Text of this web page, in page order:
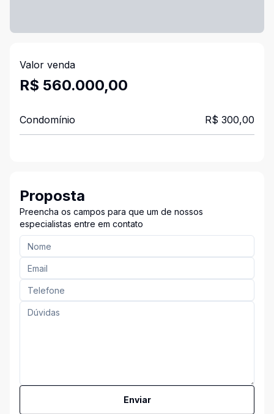
Valor venda
R$ 560.000,00
Condomínio R$ 300,00
Proposta
Preencha os campos para que um de nossos
especialistas entre em contato
Enviar